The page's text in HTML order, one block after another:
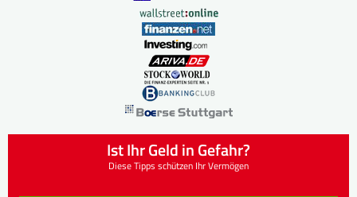
Ist Ihr Geld in Gefahr?
Diese Tipps schützen Ihr Vermögen